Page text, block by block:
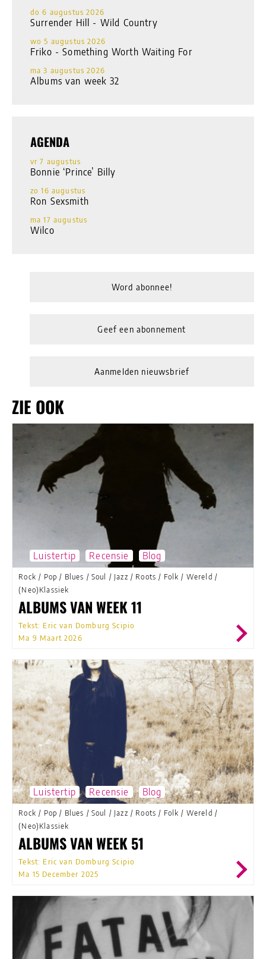
do 6 augustus 2026
Surrender Hill - Wild Country
wo 5 augustus 2026
Friko - Something Worth Waiting For
ma 3 augustus 2026
Albums van week 32
AGENDA
vr 7 augustus
Bonnie ‘Prince’ Billy
zo 16 augustus
Ron Sexsmith
ma 17 augustus
Wilco
Word abonnee!
Geef een abonnement
Aanmelden nieuwsbrief
ZIE OOK
Luistertip Recensie Blog
Rock / Pop / Blues / Soul / Jazz / Roots / Folk / Wereld /
(Neo)Klassiek
ALBUMS VAN WEEK 11
Tekst: Eric van Domburg Scipio
Ma 9 Maart 2026
Luistertip Recensie Blog
Rock / Pop / Blues / Soul / Jazz / Roots / Folk / Wereld /
(Neo)Klassiek
ALBUMS VAN WEEK 51
Tekst: Eric van Domburg Scipio
Ma 15 December 2025